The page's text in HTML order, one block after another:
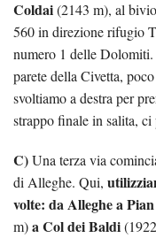
Coldai(2143 m), al
560 in direzione rifugio
numero 1 delle
parete della Civetta,
svoltiamo a destra per
strappo finale in salita, ci
C)Una terza via
di Alleghe. Qui,
volte: da Alleghe a
m)a Col dei Baldi